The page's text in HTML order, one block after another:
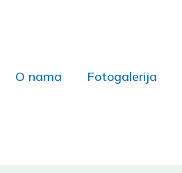
O nama Fotogalerija